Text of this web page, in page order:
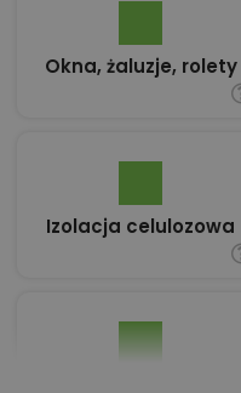
Okna, żaluzje, rolety
Izolacja celulozowa